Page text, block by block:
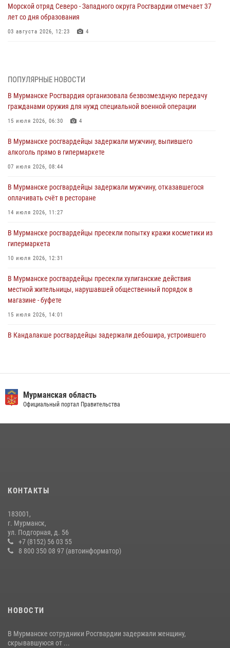
Морской отряд Северо - Западного округа Росгвардии отмечает 37
лет со дня образования
03 августа 2026, 12:23 4
Сотрудники Росгвардии провели инструктаж по
антитеррористической защищенности для членов избирательных
31 июля 2026, 08:48 3
Сотрудники Росгвардии задержали мужчину, не оплатившего счет в
30 июля 2026, 14:09
В Управлении Росгвардии по Мурманской области прошло пожарно-
30 июля 2026, 14:05
В Управлении Росгвардии по Мурманской области состоялось
равноапостольного великого князя Владимира
29 июля 2026, 12:17 4
ПОПУЛЯРНЫЕ НОВОСТИ
В Мурманске Росгвардия организовала безвозмездную передачу
гражданами оружия для нужд специальной военной операции
15 июля 2026, 06:30 4
В Мурманске росгвардейцы задержали мужчину, выпившего
алкоголь прямо в гипермаркете
07 июля 2026, 08:44
В Мурманске росгвардейцы задержали мужчину, отказавшегося
оплачивать счёт в ресторане
14 июля 2026, 11:27
В Мурманске росгвардейцы пресекли попытку кражи косметики из
гипермаркета
10 июля 2026, 12:31
В Мурманске росгвардейцы пресекли хулиганские действия
местной жительницы, нарушавшей общественный порядок в
магазине - буфете
15 июля 2026, 14:01
В Кандалакше росгвардейцы задержали дебошира, устроившего
28 июля 2026, 08:02 4
Первый Мурманский терминал» передал Управлению Росгвардии
по Мурманской области новый автомобиль для несения службы
21 июля 2026, 08:15
Мурманская область
Официальный портал Правительства
КОНТАКТЫ
183001,
г. Мурманск,
ул. Подгорная, д. 56
+7 (8152) 56 03 55
8 800 350 08 97 (автоинформатор)
НОВОСТИ
В Мурманске сотрудники Росгвардии задержали женщину,
скрывавшуюся от ...